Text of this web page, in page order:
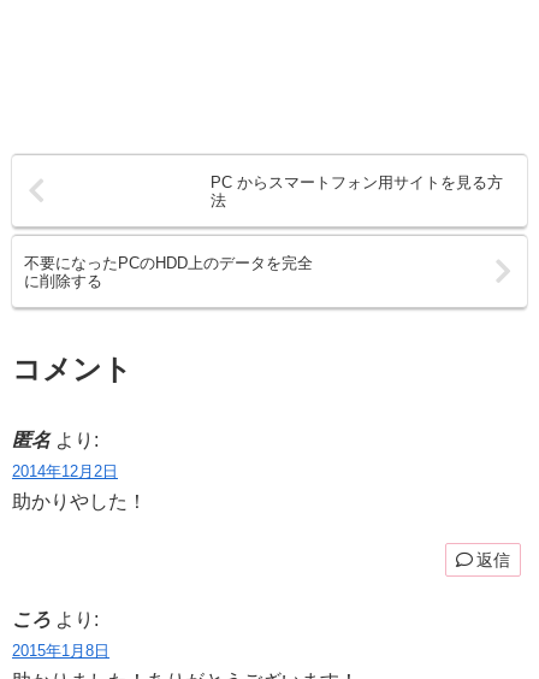
PC からスマートフォン用サイトを見る方
法
不要になったPCのHDD上のデータを完全
に削除する
コメント
匿名 より:
2014年12月2日
助かりやした！
返信
ころ より:
2015年1月8日